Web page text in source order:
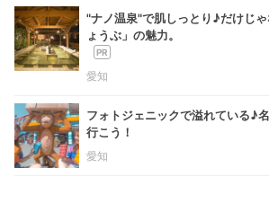
"ナノ温泉"で肌しっとり♪だけじ
ょうぶ」の魅力。
愛知
フォトジェニックで溢れている♪
行こう！
愛知